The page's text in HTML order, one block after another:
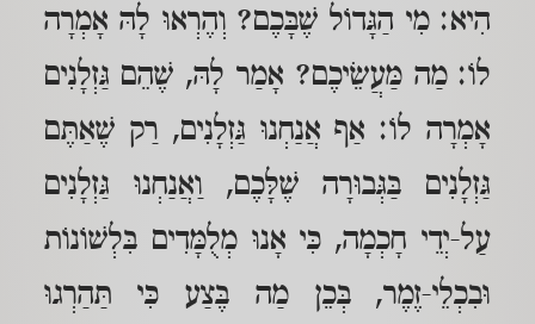
הִיא: מִי הַגָּדוֹל שֶׁבָּכֶם? וְהֶרְאוּ לָהּ אָמְרָה
לוֹ: מַה מַּעֲשֵׂיכֶם? אָמַר לָהּ, שֶׁהֵם גַּזְלָנִים
אָמְרָה לוֹ: אַף אֲנַחְנוּ גַּזְלָנִים, רַק שֶׁאַתֶּם
גַּזְלָנִים בַּגְּבוּרָה שֶׁלָּכֶם, וַאֲנַחְנוּ גַּזְלָנִים
עַל-יְדֵי חָכְמָה, כִּי אָנוּ מְלֻמָּדִים בִּלְשׁוֹנוֹת
וּבִכְלֵי-זֶמֶר, בְּכֵן מַה בֶּצַע כִּי תַּהַרְגוּ